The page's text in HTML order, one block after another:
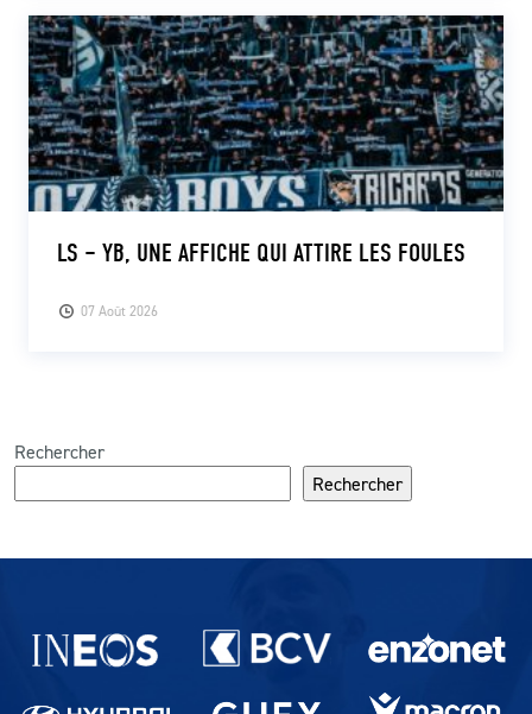
07 Août 2026
LS – YB, UNE AFFICHE QUI ATTIRE LES FOULES
Rechercher
Rechercher
Partenaires du lausanne-Sport